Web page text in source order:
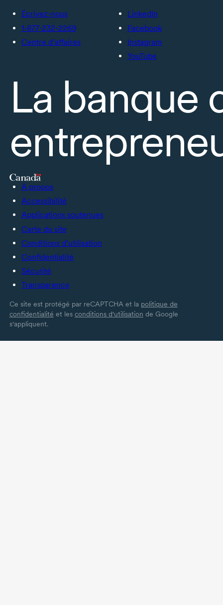
Écrivez-nous
1-877-232-2269
Centre d’affaires
LinkedIn
Facebook
Instagram
YouTube
La banque
À propos
Accessibilité
Applications soutenues
Carte du site
Conditions d’utilisation
Confidentialité
Sécurité
Transparence
Ce site est protégé par reCAPTCHA et la politique de
confidentialité et les conditions d'utilisation de Google
s'appliquent.